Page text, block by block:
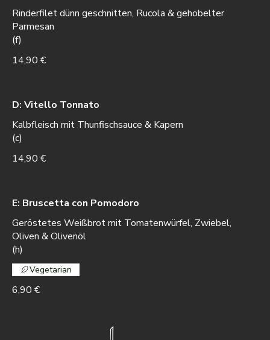
Rinderfilet dünn geschnitten, Rucola & gehobelter
Parmesan
(f)
14,90 €
D: Vitello Tonnato
Kalbfleisch mit Thunfischsauce & Kapern
(c)
14,90 €
E: Bruscetta con Pomodoro
Geröstetes Weißbrot mit Tomatenwürfel, Zwiebel,
Oliven & Olivenöl
(h)
6,90 €
Vegetarian